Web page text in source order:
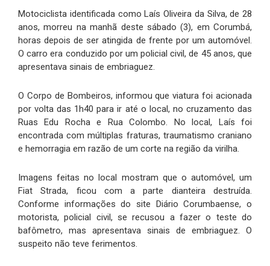
Motociclista identificada como Laís Oliveira da Silva, de 28
anos, morreu na manhã deste sábado (3), em Corumbá,
horas depois de ser atingida de frente por um automóvel.
O carro era conduzido por um policial civil, de 45 anos, que
apresentava sinais de embriaguez.
O Corpo de Bombeiros, informou que viatura foi acionada
por volta das 1h40 para ir até o local, no cruzamento das
Ruas Edu Rocha e Rua Colombo. No local, Laís foi
encontrada com múltiplas fraturas, traumatismo craniano
e hemorragia em razão de um corte na região da virilha.
Imagens feitas no local mostram que o automóvel, um
Fiat Strada, ficou com a parte dianteira destruída.
Conforme informações do site Diário Corumbaense, o
motorista, policial civil, se recusou a fazer o teste do
bafômetro, mas apresentava sinais de embriaguez. O
suspeito não teve ferimentos.